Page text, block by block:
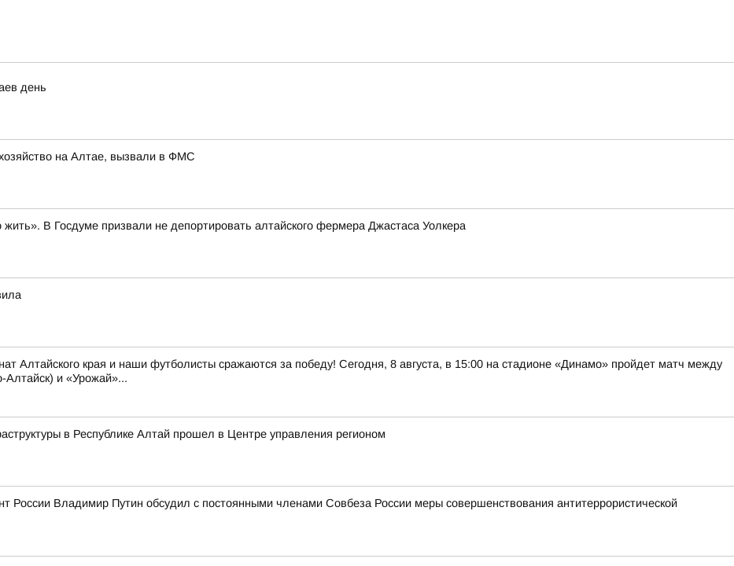
дeнь
на Алтае, вызвали в ФМС
В Госдуме призвали не депортировать алтайского фермера Джастаса Уолкера
края и наши футболисты сражаются за победу! Сегодня, 8 августа, в 15:00 на стадионе «Динамо» пройдет матч между
Алтайск) и «Урожай»...
в Республике Алтай прошел в Центре управления регионом
России Владимир Путин обсудил с постоянными членами Совбеза России меры совершенствования антитеррористической